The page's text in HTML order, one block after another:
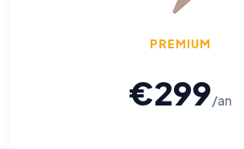
PREMIUM
€299/an